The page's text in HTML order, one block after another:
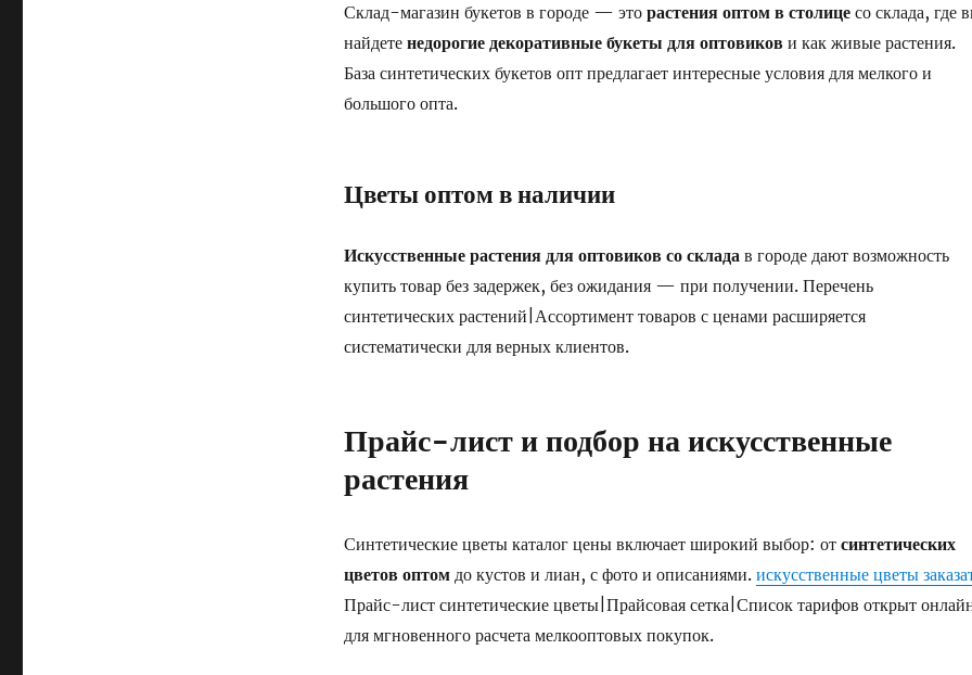
Склад-магазин букетов в городе — это растения оптом в столицесо склада, где
найдете недорогие декоративные букеты для оптовиков и как живые растения.
База синтетических букетов опт предлагает интересные условия для мелкого и
большого опта.
Цветы оптом в наличии
Искусственные растения для оптовиков со складав городе дают возможность
купить товар без задержек, без ожидания — при получении. Перечень
синтетических растений|Ассортимент товаров с ценами расширяется
систематически для верных клиентов.
Прайс-лист и подбор на искусственные
растения
Синтетические цветы каталог цены включает широкий выбор: от синтетических
цветов оптомдо кустов и лиан, с фото и описаниями. искусственные цветы
Прайс-лист синтетические цветы|Прайсовая сетка|Список тарифов открыт
для мгновенного расчета мелкооптовых покупок.